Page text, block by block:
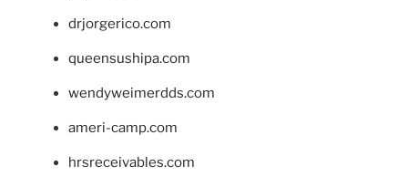
drjorgerico.com
queensushipa.com
wendyweimerdds.com
ameri-camp.com
hrsreceivables.com